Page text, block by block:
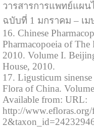
วารสารการแพทย์แผน
ฉบับที่ 1 มกราคม – เม
16. Chinese
Pharmacopoeia of
2010. Volume I.
House, 2010.
17. Ligusticum
Flora of China.
Available from: URL:
http://